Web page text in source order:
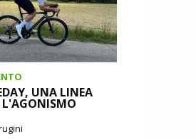
UNA LINEA
L'AGONISMO